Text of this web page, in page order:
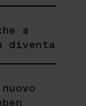
a
diventa